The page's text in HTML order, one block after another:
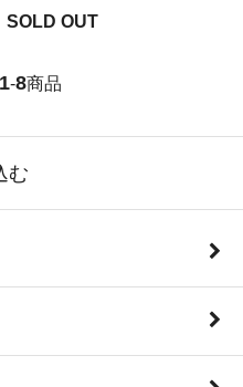
SOLD OUT
1-8商品
む